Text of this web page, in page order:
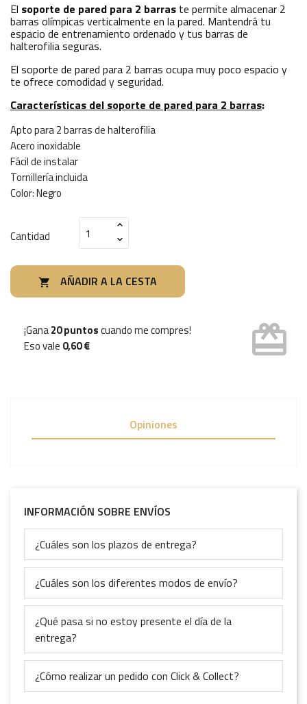
El soporte de pared para 2 barras te permite almacenar 2
barras olímpicas verticalmente en la pared. Mantendrá tu
espacio de entrenamiento ordenado y tus barras de
halterofilia seguras.
El soporte de pared para 2 barras ocupa muy poco espacio y
te ofrece comodidad y seguridad.
Características del soporte de pared para 2 barras:
Apto para 2 barras de halterofilia
Acero inoxidable
Fácil de instalar
Tornillería incluida
Color: Negro
Cantidad
 AÑADIR A LA CESTA
¡Gana20 puntoscuando me compres!
Eso vale 0,60 € card_giftcard
Opiniones
INFORMACIÓN SOBRE ENVÍOS
¿Cuáles son los plazos de entrega?
¿Cuáles son los diferentes modos de envío?
¿Qué pasa si no estoy presente el día de la
entrega?
¿Cómo realizar un pedido con Click & Collect?